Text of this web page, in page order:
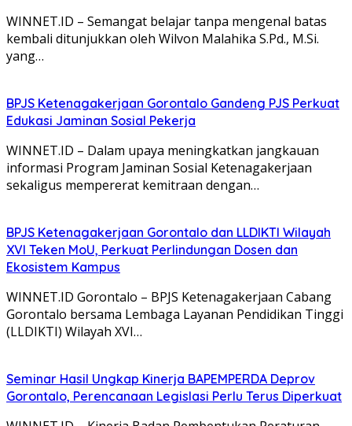
WINNET.ID – Semangat belajar tanpa mengenal batas
kembali ditunjukkan oleh Wilvon Malahika S.Pd., M.Si.
yang…
BPJS Ketenagakerjaan Gorontalo Gandeng PJS Perkuat
Edukasi Jaminan Sosial Pekerja
WINNET.ID – Dalam upaya meningkatkan jangkauan
informasi Program Jaminan Sosial Ketenagakerjaan
sekaligus mempererat kemitraan dengan…
BPJS Ketenagakerjaan Gorontalo dan LLDIKTI Wilayah
XVI Teken MoU, Perkuat Perlindungan Dosen dan
Ekosistem Kampus
WINNET.ID Gorontalo – BPJS Ketenagakerjaan Cabang
Gorontalo bersama Lembaga Layanan Pendidikan Tinggi
(LLDIKTI) Wilayah XVI…
Seminar Hasil Ungkap Kinerja BAPEMPERDA Deprov
Gorontalo, Perencanaan Legislasi Perlu Terus Diperkuat